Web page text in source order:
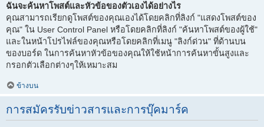
ฉันจะค้นหาโพสต์และหัวข้อของตัวเองได้อย่างไร
คุณสามารถเรียกดูโพสต์ของคุณเองได้โดยคลิกที่ลิงก์ "แสดงโพสต์ของ
คุณ" ใน User Control Panel หรือโดยคลิกที่ลิงก์ "ค้นหาโพสต์ของผู้ใช้"
และในหน้าโปรไฟล์ของคุณหรือโดยคลิกที่เมนู "ลิงก์ด่วน" ที่ด้านบน
ของบอร์ด ในการค้นหาหัวข้อของคุณให้ใช้หน้าการค้นหาขั้นสูงและ
กรอกตัวเลือกต่างๆให้เหมาะสม
ข้างบน
การสมัครรับข่าวสารและการบุ๊คมาร์ค